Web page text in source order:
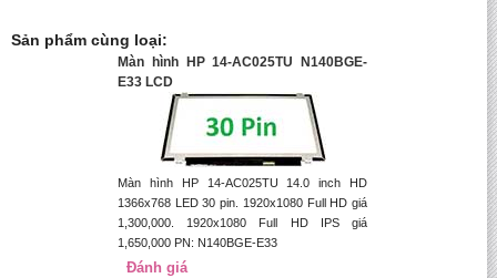
Sản phẩm cùng loại:
Màn hình HP 14-AC025TU N140BGE-
E33 LCD
Màn hình HP 14-AC025TU 14.0 inch HD
1366x768 LED 30 pin. 1920x1080 Full HD giá
1,300,000. 1920x1080 Full HD IPS giá
1,650,000 PN: N140BGE-E33
Đánh giá